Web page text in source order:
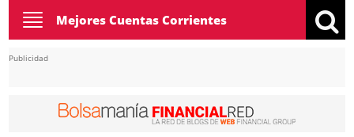
Toggle
navigation
Mejores Cuentas Corrientes
Publicidad